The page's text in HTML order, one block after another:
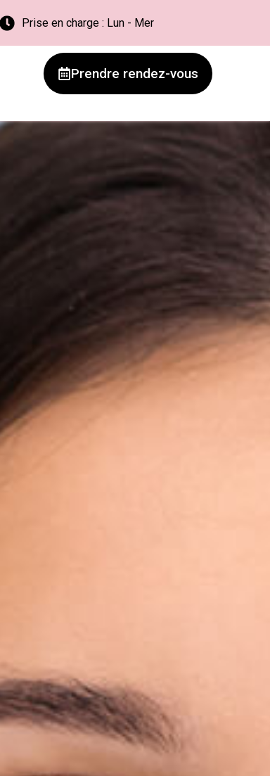
Prise en charge : Lun - Mer
Prendre rendez-vous